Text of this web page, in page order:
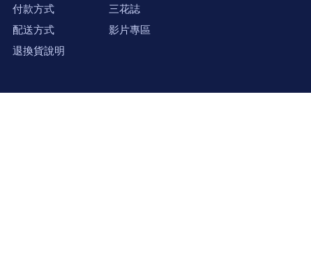
付款方式
配送方式
退換貨說明
三花誌
影片專區